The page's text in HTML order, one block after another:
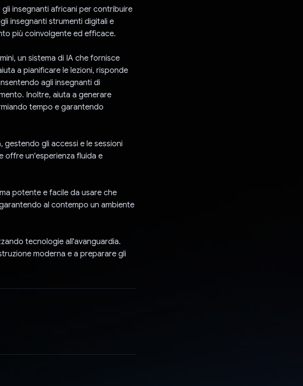
insegnanti africani per contribuire
insegnanti strumenti digitali e
più coinvolgente ed efficace.
un sistema di IA che fornisce
a pianificare le lezioni, risponde
agli insegnanti di
Inoltre, aiuta a generare
tempo e garantendo
gli accessi e le sessioni
offre un'esperienza fluida e
potente e facile da usare che
al contempo un ambiente
tecnologie all'avanguardia.
moderna e a preparare gli